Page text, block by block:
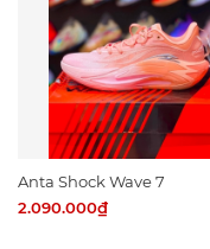
Anta Shock Wave 7
2.090.000₫